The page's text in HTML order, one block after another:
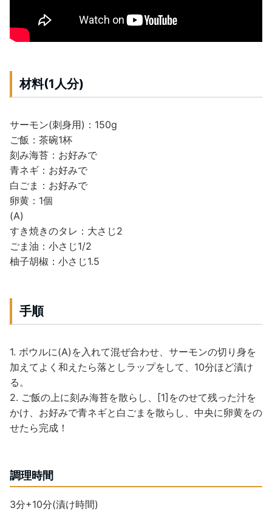
材料(1人分)
サーモン(刺身用)：150g
ご飯：茶碗1杯
刻み海苔：お好みで
青ネギ：お好みで
白ごま：お好みで
卵黄：1個
(A)
すき焼きのタレ：大さじ2
ごま油：小さじ1/2
柚子胡椒：小さじ1.5
手順
1. ボウルに(A)を入れて混ぜ合わせ、サーモンの切り身を
加えてよく和えたら落としラップをして、10分ほど漬け
る。
2. ご飯の上に刻み海苔を散らし、[1]をのせて残った汁を
かけ、お好みで青ネギと白ごまを散らし、中央に卵黄をの
せたら完成！
調理時間
3分+10分(漬け時間)